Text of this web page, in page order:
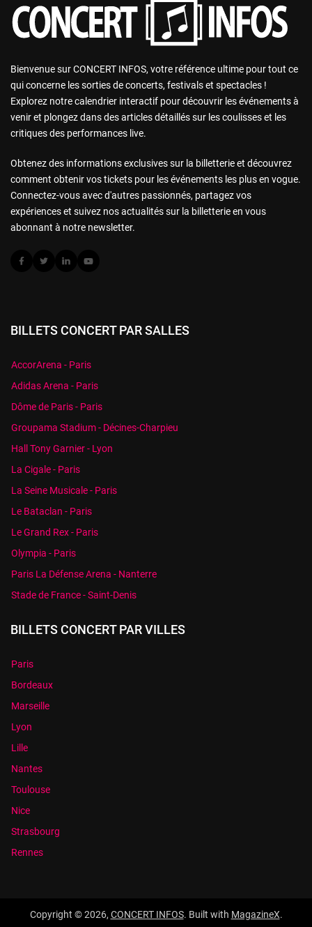
Bienvenue sur CONCERT INFOS, votre référence ultime pour tout ce
qui concerne les sorties de concerts, festivals et spectacles !
Explorez notre calendrier interactif pour découvrir les événements à
venir et plongez dans des articles détaillés sur les coulisses et les
critiques des performances live.
Obtenez des informations exclusives sur la billetterie et découvrez
comment obtenir vos tickets pour les événements les plus en vogue.
Connectez-vous avec d'autres passionnés, partagez vos
expériences et suivez nos actualités sur la billetterie en vous
abonnant à notre newsletter.
BILLETS CONCERT PAR SALLES
AccorArena - Paris
Adidas Arena - Paris
Dôme de Paris - Paris
Groupama Stadium - Décines-Charpieu
Hall Tony Garnier - Lyon
La Cigale - Paris
La Seine Musicale - Paris
Le Bataclan - Paris
Le Grand Rex - Paris
Olympia - Paris
Paris La Défense Arena - Nanterre
Stade de France - Saint-Denis
BILLETS CONCERT PAR VILLES
Paris
Bordeaux
Marseille
Lyon
Lille
Nantes
Toulouse
Nice
Strasbourg
Rennes
Copyright © 2026, CONCERT INFOS. Built with MagazineX.